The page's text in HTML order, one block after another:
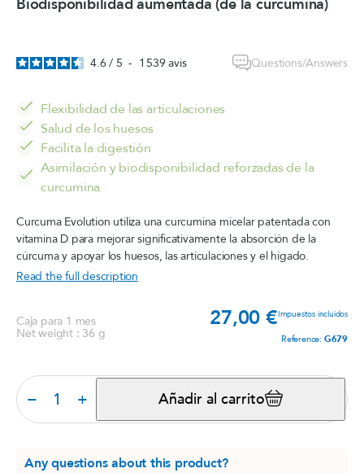
Biodisponibilidad aumentada (de la curcumina)
4.6 / 5 - 1 539avis Questions/Answers
Flexibilidad de las articulaciones
Salud de los huesos
Facilita la digestión
Asimilación y biodisponibilidad reforzadas de la
curcumina
Curcuma Evolution utiliza una curcumina micelar patentada con
vitamina D para mejorar significativamente la absorción de la
cúrcuma y apoyar los huesos, las articulaciones y el hígado.
Read the full description
Caja para 1 mes
Net weight : 36 g
27,00 €Impuestos incluidos
Reference: G679
− + Añadir al carrito
Any questions about this product?